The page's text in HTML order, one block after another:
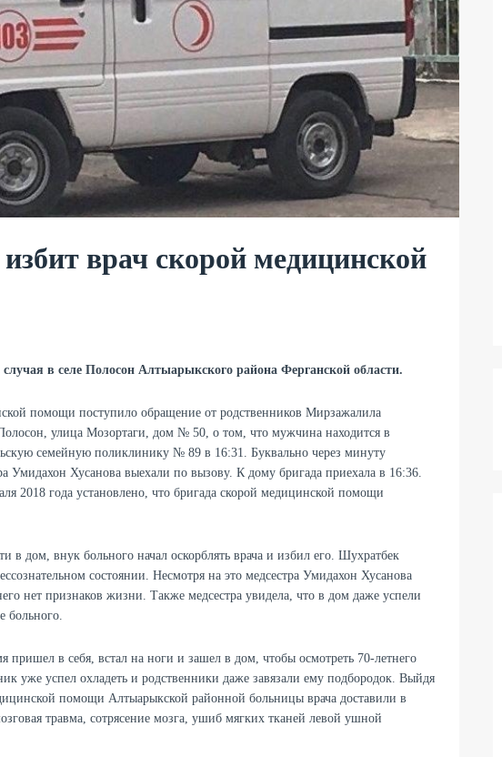
врач скорой медицинской
в селе Полосон Алтыарыкского района Ферганской области.
помощи поступило обращение от родственников Мирзажалила
улица Мозортаги, дом № 50, о том, что мужчина находится в
семейную поликлинику № 89 в 16:31. Буквально через минуту
Хусанова выехали по вызову. К дому бригада приехала в 16:36.
2018 года установлено, что бригада скорой медицинской помощи
дом, внук больного начал оскорблять врача и избил его. Шухратбек
состоянии. Несмотря на это медсестра Умидахон Хусанова
нет признаков жизни. Также медсестра увидела, что в дом даже успели
больного.
в себя, встал на ноги и зашел в дом, чтобы осмотреть 70-летнего
уже успел охладеть и родственники даже завязали ему подбородок. Выйдя
помощи Алтыарыкской районной больницы врача доставили в
травма, сотрясение мозга, ушиб мягких тканей левой ушной